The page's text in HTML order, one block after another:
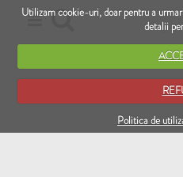
Utilizam cookie-uri, doar pentru a
detalii
Politica de